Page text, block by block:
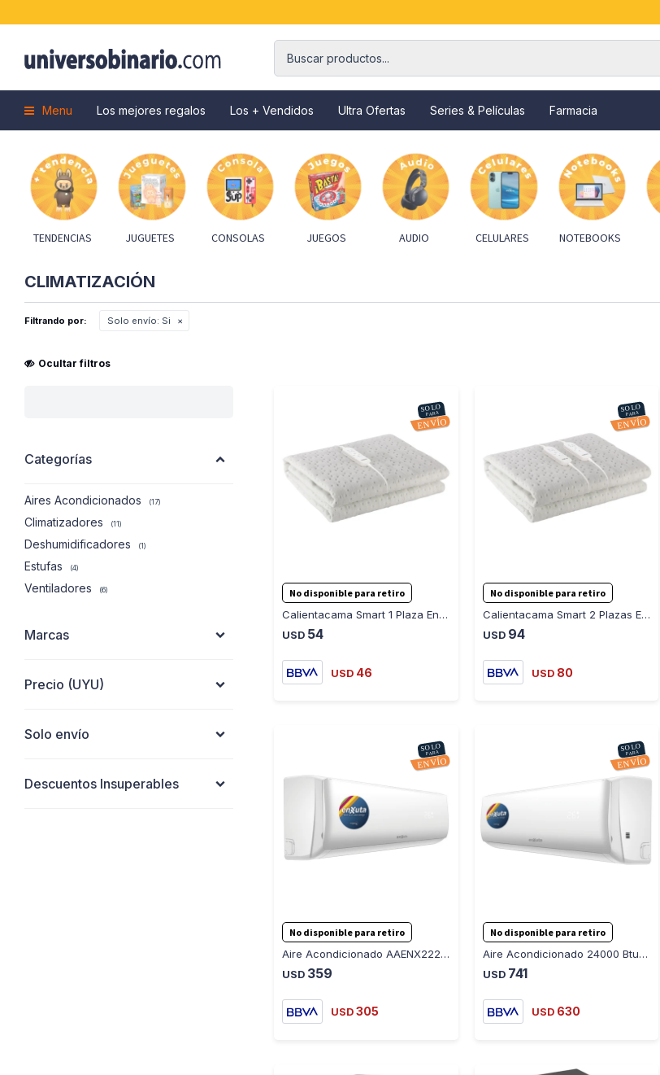
Menu Los mejores regalos Los + Vendidos Ultra Ofertas Series & Películas Farmacia
TENDENCIAS JUGUETES CONSOLAS JUEGOS AUDIO CELULARES NOTEBOOKS
CLIMATIZACIÓN
Filtrando por: Solo envío: Si
No disponible para retiro
Calientacama Smart 1 Plaza Enxuta CCENX10S
USD 54
USD 46
No disponible para retiro
Calientacama Smart 2 Plazas Enxuta CCENX20S
USD 94
USD 80
No disponible para retiro
Aire Acondicionado AAENX222 12000 Btu Eficiencia C
USD 359
USD 305
No disponible para retiro
Aire Acondicionado 24000 Btu con Gas R32 Enxuta AAENX222
USD 741
USD 630
Ocultar filtros
Categorías
Aires Acondicionados (17)
Climatizadores (11)
Deshumidificadores (1)
Estufas (4)
Ventiladores (6)
Marcas
Precio (UYU)
Solo envío
Descuentos Insuperables